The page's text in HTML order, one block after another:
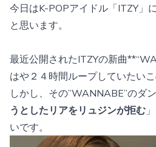
今日はK-POPアイドル「ITZY」
と思います。
最近公開されたITZYの新曲
はや２４時間ループしていたいこ
しかし、その”WANNABE”のダ
うとしたリアをリュジンが拒む
いです。